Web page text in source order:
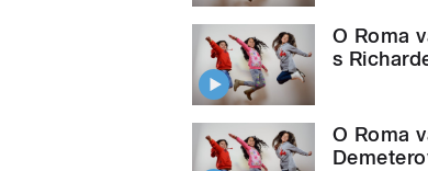
O Roma
s
O Roma